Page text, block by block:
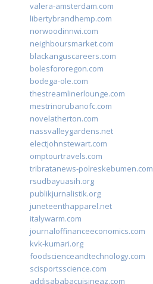
valera-amsterdam.com
libertybrandhemp.com
norwoodinnwi.com
neighboursmarket.com
blackanguscareers.com
bolesfororegon.com
bodega-ole.com
thestreamlinerlounge.com
mestrinorubanofc.com
novelatherton.com
nassvalleygardens.net
electjohnstewart.com
omptourtravels.com
tribratanews-polreskebumen.com
rsudbayuasih.org
publikjurnalistik.org
juneteenthapparel.net
italywarm.com
journaloffinanceeconomics.com
kvk-kumari.org
foodscienceandtechnology.com
scisportsscience.com
addisababacuisineaz.com